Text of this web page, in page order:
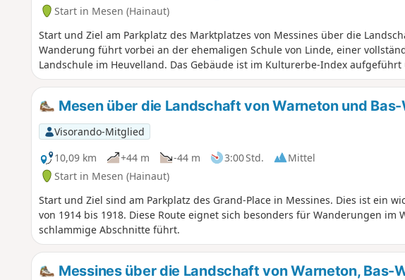
Start in Mesen (Hainaut)
Start und Ziel am Parkplatz des Marktplatzes von Messines über die
Wanderung führt vorbei an der ehemaligen Schule von Linde, einer
Landschule im Heuvelland. Das Gebäude ist im Kulturerbe-Index
Mesen über die Landschaft von Warneton und
Visorando-Mitglied
10,09 km
+44 m -44 m 3:00 Std.
Mittel
Start in Mesen (Hainaut)
Start und Ziel sind am Parkplatz des Grand-Place in Messines. Dies ist ein
von 1914 bis 1918. Diese Route eignet sich besonders für Wanderungen im
schlammige Abschnitte führt.
Messines über die Landschaft von Warneton, Bas-